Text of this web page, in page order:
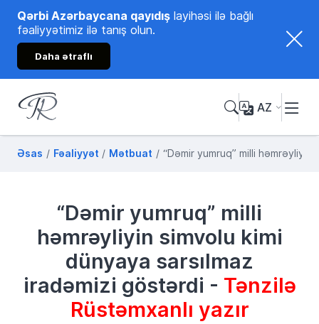
Qərbi Azərbaycana qayıdış layihəsi ilə bağlı
fəaliyyətimiz ilə tanış olun.
Daha ətraflı
Tənzilə Rüstəmxanlı
AZ
Əsas Fəaliyyət Mətbuat “Dəmir yumruq” milli həmrəyliyin
“Dəmir yumruq” milli
həmrəyliyin simvolu kimi
dünyaya sarsılmaz
iradəmizi göstərdi - Tənzilə
Rüstəmxanlı yazır